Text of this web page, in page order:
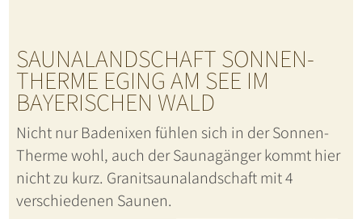
SAUNALANDSCHAFT SONNEN-
THERME EGING AM SEE IM
BAYERISCHEN WALD
Nicht nur Badenixen fühlen sich in der Sonnen-
Therme wohl, auch der Saunagänger kommt hier
nicht zu kurz. Granitsaunalandschaft mit 4
verschiedenen Saunen.